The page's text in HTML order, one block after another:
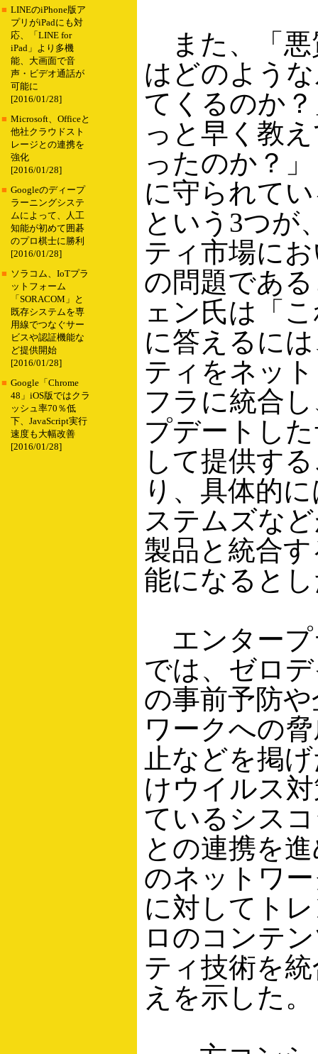
■ LINEのiPhone版ア
プリがiPadにも対
応、「LINE for
iPad」より多機
能、大画面で音
声・ビデオ通話が
可能に
[2016/01/28]
■ Microsoft、Officeと
他社クラウドスト
レージとの連携を
強化
[2016/01/28]
■ Googleのディープ
ラーニングシステ
ムによって、人工
知能が初めて囲碁
のプロ棋士に勝利
[2016/01/28]
■ ソラコム、IoTプラ
ットフォーム
「SORACOM」と
既存システムを専
用線でつなぐサー
ビスや認証機能な
ど提供開始
[2016/01/28]
■ Google「Chrome
48」iOS版ではクラ
ッシュ率70％低
下、JavaScript実行
速度も大幅改善
[2016/01/28]
また、「悪
はどのよう
てくるのか
っと早く教
ったのか？
に守られて
という3つが
ティ市場に
の問題であ
ェン氏は「
に答えるに
ティをネッ
フラに統合
プデートし
して提供す
り、具体的
ステムズな
製品と統合
能になると
エンタープ
では、ゼロ
の事前予防
ワークへの
止などを掲
けウイルス
ているシス
との連携を
のネットワ
に対してト
ロのコンテ
ティ技術を
えを示した。